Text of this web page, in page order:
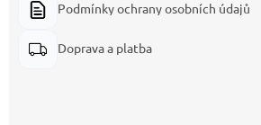
Podmínky ochrany osobních údajů
Doprava a platba